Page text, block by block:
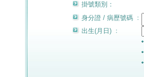
掛號類別：
身分證 / 病歷號碼 ﹕
出生(月日) ﹕